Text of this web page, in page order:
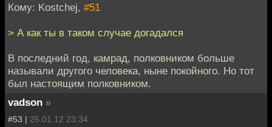
Кому: Kostchej, #51
> А как ты в таком случае догадался
В последний год, камрад, полковником больше
называли другого человека, ныне покойного. Но тот
был настоящим полковником.
vadson »
#53 | 25.01.12 23:34